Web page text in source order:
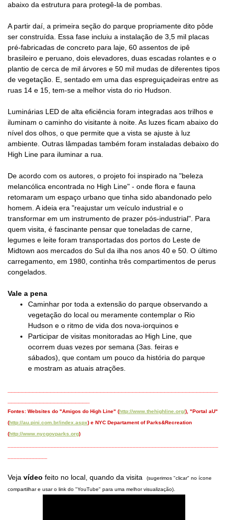
abaixo da estrutura para protegê-la de pombas.
A partir daí, a primeira seção do parque propriamente dito pôde
ser construída. Essa fase incluiu a instalação de 3,5 mil placas
pré-fabricadas de concreto para laje, 60 assentos de ipê
brasileiro e peruano, dois elevadores, duas escadas rolantes e o
plantio de cerca de mil árvores e 50 mil mudas de diferentes tipos
de vegetação. E, sentado em uma das espreguiçadeiras entre as
ruas 14 e 15, tem-se a melhor vista do rio Hudson.
Luminárias LED de alta eficiência foram integradas aos trilhos e
iluminam o caminho do visitante à noite. As luzes ficam abaixo do
nível dos olhos, o que permite que a vista se ajuste à luz
ambiente. Outras lâmpadas também foram instaladas debaixo do
High Line para iluminar a rua.
De acordo com os autores, o projeto foi inspirado na "beleza
melancólica encontrada no High Line" - onde flora e fauna
retomaram um espaço urbano que tinha sido abandonado pelo
homem. A ideia era "reajustar um veículo industrial e o
transformar em um instrumento de prazer pós-industrial". Para
quem visita, é fascinante pensar que toneladas de carne,
legumes e leite foram transportadas dos portos do Leste de
Midtown aos mercados do Sul da ilha nos anos 40 e 50. O último
carregamento, em 1980, continha três compartimentos de perus
congelados.
Vale a pena
Caminhar por toda a extensão do parque observando a
vegetação do local ou meramente contemplar o Rio
Hudson e o ritmo de vida dos nova-iorquinos e
Participar de visitas monitoradas ao High Line, que
ocorrem duas vezes por semana (3as. feiras e
sábados), que contam um pouco da história do parque
e mostram as atuais atrações.
Fontes: Websites do "Amigos do High Line" (http://www.thehighline.org/), "Portal aU"
(http://au.pini.com.br/index.aspx) e NYC Departament of Parks&Recreation
(http://www.nycgovparks.org)
Veja vídeo feito no local, quando da visita
(sugerimos "clicar" no ícone
compartilhar e usar o link do "YouTube" para uma melhor visualização).